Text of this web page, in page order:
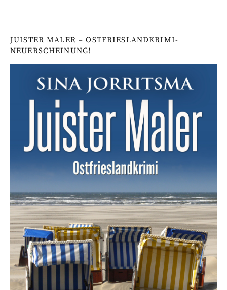
JUISTER MALER – OSTFRIESLANDKRIMI-
NEUERSCHEINUNG!